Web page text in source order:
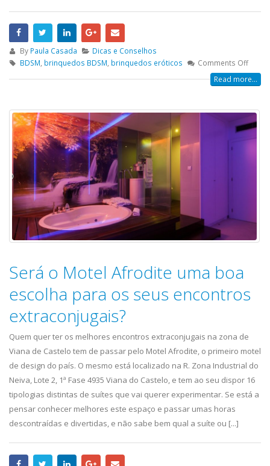
By Paula Casada
Dicas e Conselhos
BDSM, brinquedos BDSM, brinquedos eróticos Comments Off
Read more...
Será o Motel Afrodite uma boa
escolha para os seus encontros
extraconjugais?
Quem quer ter os melhores encontros extraconjugais na zona de
Viana de Castelo tem de passar pelo Motel Afrodite, o primeiro motel
de design do país. O mesmo está localizado na R. Zona Industrial do
Neiva, Lote 2, 1ª Fase 4935 Viana do Castelo, e tem ao seu dispor 16
tipologias distintas de suítes que vai querer experimentar. Se está a
pensar conhecer melhores este espaço e passar umas horas
descontraídas e divertidas, e não sabe bem qual a suíte ou [...]